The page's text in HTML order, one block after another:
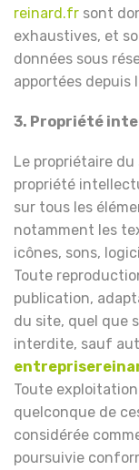
reinard.fr sont
exhaustives, et
données sous
apportées depuis
3. Propriété
Le propriétaire
propriété
sur tous les
notamment les
icônes, sons,
Toute
publication,
du site, quel que
interdite, sauf
Toute
quelconque de
considérée
poursuivie